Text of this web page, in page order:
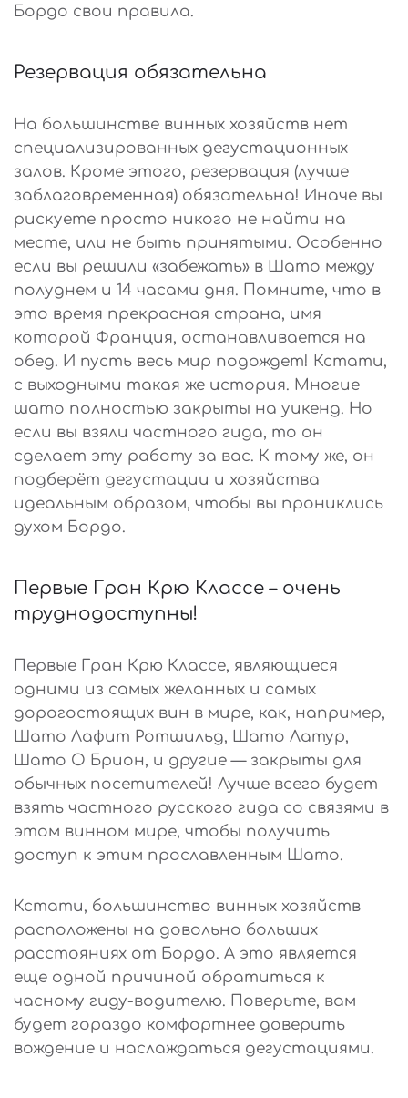
Бордо свои правила.
Резервация обязательна
На большинстве винных хозяйств нет
специализированных дегустационных
залов. Кроме этого, резервация (лучше
заблаговременная) обязательна! Иначе вы
рискуете просто никого не найти на
месте, или не быть принятыми. Особенно
если вы решили «забежать» в Шато между
полуднем и 14 часами дня. Помните, что в
это время прекрасная страна, имя
которой Франция, останавливается на
обед. И пусть весь мир подождет! Кстати,
с выходными такая же история. Многие
шато полностью закрыты на уикенд. Но
если вы взяли частного гида, то он
сделает эту работу за вас. К тому же, он
подберёт дегустации и хозяйства
идеальным образом, чтобы вы прониклись
духом Бордо.
Первые Гран Крю Классе – очень
труднодоступны!
Первые Гран Крю Классе, являющиеся
одними из самых желанных и самых
дорогостоящих вин в мире, как, например,
Шато Лафит Ротшильд, Шато Латур,
Шато О Брион, и другие — закрыты для
обычных посетителей! Лучше всего будет
взять частного русского гида со связями в
этом винном мире, чтобы получить
доступ к этим прославленным Шато.
Кстати, большинство винных хозяйств
расположены на довольно больших
расстояниях от Бордо. А это является
еще одной причиной обратиться к
часному гиду-водителю. Поверьте, вам
будет гораздо комфортнее доверить
вождение и наслаждаться дегустациями.